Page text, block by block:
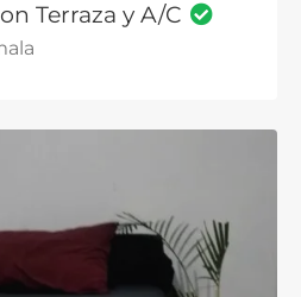
Terraza y A/C